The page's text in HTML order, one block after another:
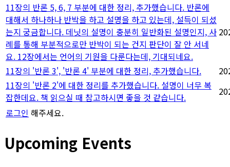
11장의 반론 5, 6, 7 부분에 대한 정리, 추가했습니다. 반론에
대해서 하나하나 반박을 하고 설명을 하고 있는데, 설득이 되셨
는지 궁금합니다. 데닛의 설명이 충분히 일반화된 설명인지, 사
례를 통해 부분적으로만 반박이 되는 건지 판단이 잘 안 서네
요. 12장에서는 언어의 기원을 다룬다는데, 기대되네요.
11장의 '반론 3', '반론 4' 부분에 대한 정리, 추가했습니다.
11장의 '반론 2'에 대한 정리를 추가했습니다. 설명이 너무 복
잡한데요. 책 읽으실 때 참고하시면 좋을 것 같습니다.
로그인 해주세요.
Upcoming Events